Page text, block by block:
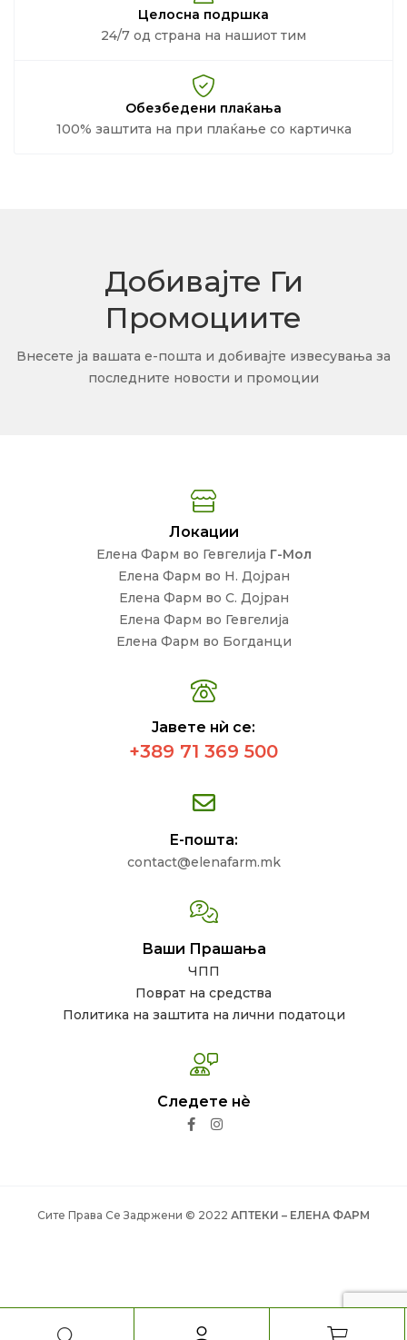
Целосна подршка
24/7 од страна на нашиот тим
Обезбедени плаќања
100% заштита на при плаќање со картичка
Добивајте Ги
Промоциите
Внесете ја вашата е-пошта и добивајте извесувања за
последните новости и промоции
Локации
Елена Фарм во Гевгелија Г-Мол
Елена Фарм во Н. Дојран
Елена Фарм во С. Дојран
Елена Фарм во Гевгелија
Елена Фарм во Богданци
Јавете нѝ се:
+389 71 369 500
Е-пошта:
contact@elenafarm.mk
Ваши Прашања
ЧПП
Поврат на средства
Политика на заштита на лични податоци
Следете нѐ
Сите Права Се Задржени © 2022 АПТЕКИ – ЕЛЕНА ФАРМ